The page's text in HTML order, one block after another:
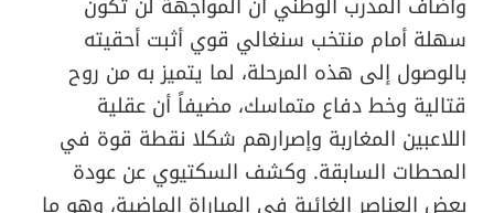
سهلة أمام منتخب سنغالي قوي أثبت أحقيته
بالوصول إلى هذه المرحلة، لما يتميز به من روح
قتالية وخط دفاع متماسك، مضيفاً أن عقلية
اللاعبين المغاربة وإصرارهم شكلا نقطة قوة في
المحطات السابقة. وكشف السكتيوي عن عودة
بعض العناصر الغائبة في المباراة الماضية، وهو ما